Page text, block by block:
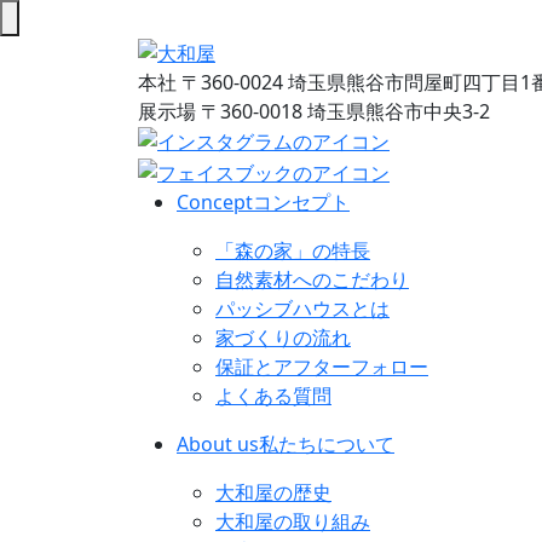
本社 〒360-0024 埼玉県熊谷市問屋町四丁目1
展示場 〒360-0018 埼玉県熊谷市中央3-2
Conceptコンセプト
「森の家」の特長
自然素材へのこだわり
パッシブハウスとは
家づくりの流れ
保証とアフターフォロー
よくある質問
About us私たちについて
大和屋の歴史
大和屋の取り組み